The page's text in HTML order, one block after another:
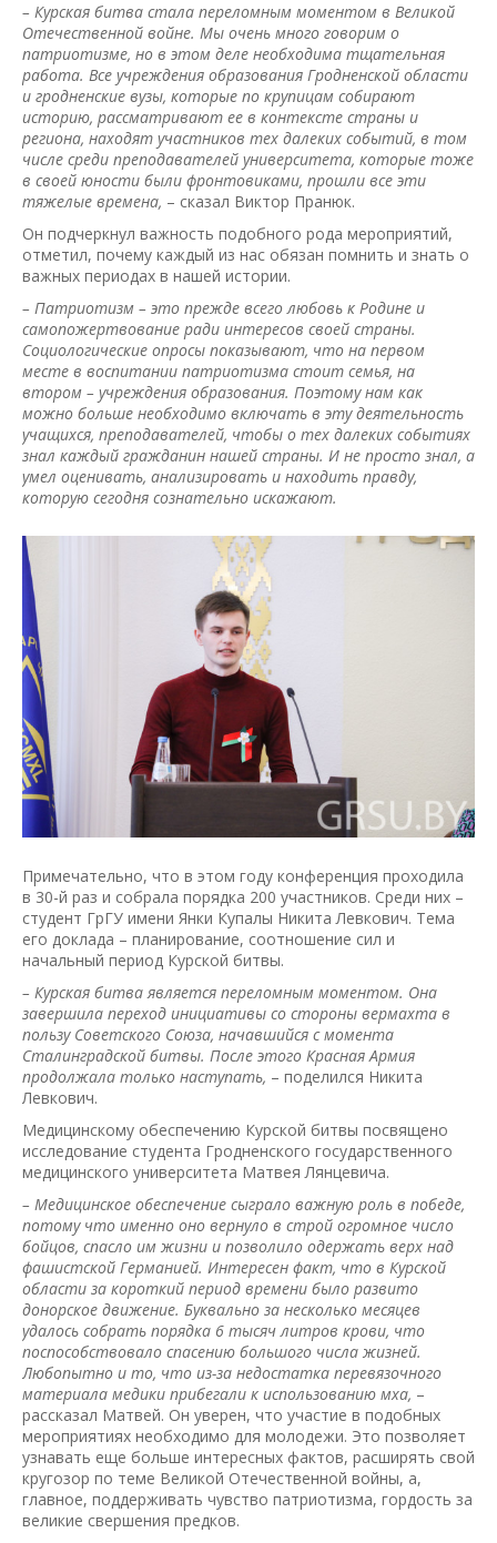
– Курская битва стала переломным моментом в Великой
Отечественной войне. Мы очень много говорим о
патриотизме, но в этом деле необходима тщательная
работа. Все учреждения образования Гродненской области
и гродненские вузы, которые по крупицам собирают
историю, рассматривают ее в контексте страны и
региона, находят участников тех далеких событий, в том
числе среди преподавателей университета, которые тоже
в своей юности были фронтовиками, прошли все эти
тяжелые времена, – сказал Виктор Пранюк.
Он подчеркнул важность подобного рода мероприятий,
отметил, почему каждый из нас обязан помнить и знать о
важных периодах в нашей истории.
– Патриотизм – это прежде всего любовь к Родине и
самопожертвование ради интересов своей страны.
Социологические опросы показывают, что на первом
месте в воспитании патриотизма стоит семья, на
втором – учреждения образования. Поэтому нам как
можно больше необходимо включать в эту деятельность
учащихся, преподавателей, чтобы о тех далеких событиях
знал каждый гражданин нашей страны. И не просто знал, а
умел оценивать, анализировать и находить правду,
которую сегодня сознательно искажают.
Примечательно, что в этом году конференция проходила
в 30-й раз и собрала порядка 200 участников. Среди них –
студент ГрГУ имени Янки Купалы Никита Левкович. Тема
его доклада – планирование, соотношение сил и
начальный период Курской битвы.
– Курская битва является переломным моментом. Она
завершила переход инициативы со стороны вермахта в
пользу Советского Союза, начавшийся с момента
Сталинградской битвы. После этого Красная Армия
продолжала только наступать, – поделился Никита
Левкович.
Медицинскому обеспечению Курской битвы посвящено
исследование студента Гродненского государственного
медицинского университета Матвея Лянцевича.
– Медицинское обеспечение сыграло важную роль в победе,
потому что именно оно вернуло в строй огромное число
бойцов, спасло им жизни и позволило одержать верх над
фашистской Германией. Интересен факт, что в Курской
области за короткий период времени было развито
донорское движение. Буквально за несколько месяцев
удалось собрать порядка 6 тысяч литров крови, что
поспособствовало спасению большого числа жизней.
Любопытно и то, что из-за недостатка перевязочного
материала медики прибегали к использованию мха, –
рассказал Матвей. Он уверен, что участие в подобных
мероприятиях необходимо для молодежи. Это позволяет
узнавать еще больше интересных фактов, расширять свой
кругозор по теме Великой Отечественной войны, а,
главное, поддерживать чувство патриотизма, гордость за
великие свершения предков.